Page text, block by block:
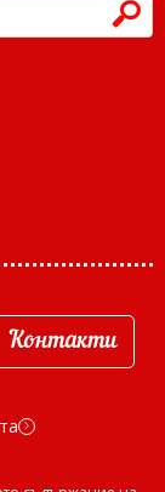
h
Контакти
d